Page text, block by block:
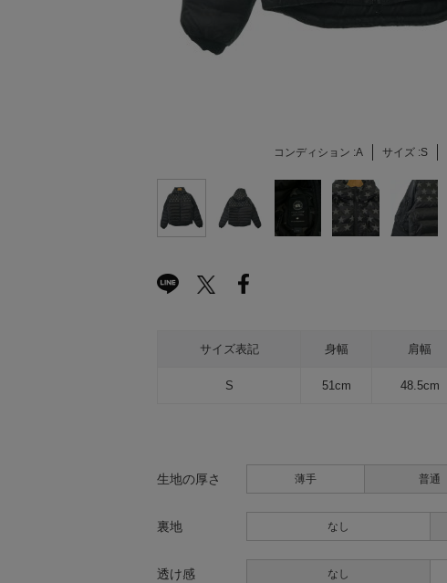
コンディション :A サイズ :S
サイズ表記 身幅 肩幅
S 51cm 48.5cm
生地の厚さ 薄手 普通
裏地 なし
透け感 なし